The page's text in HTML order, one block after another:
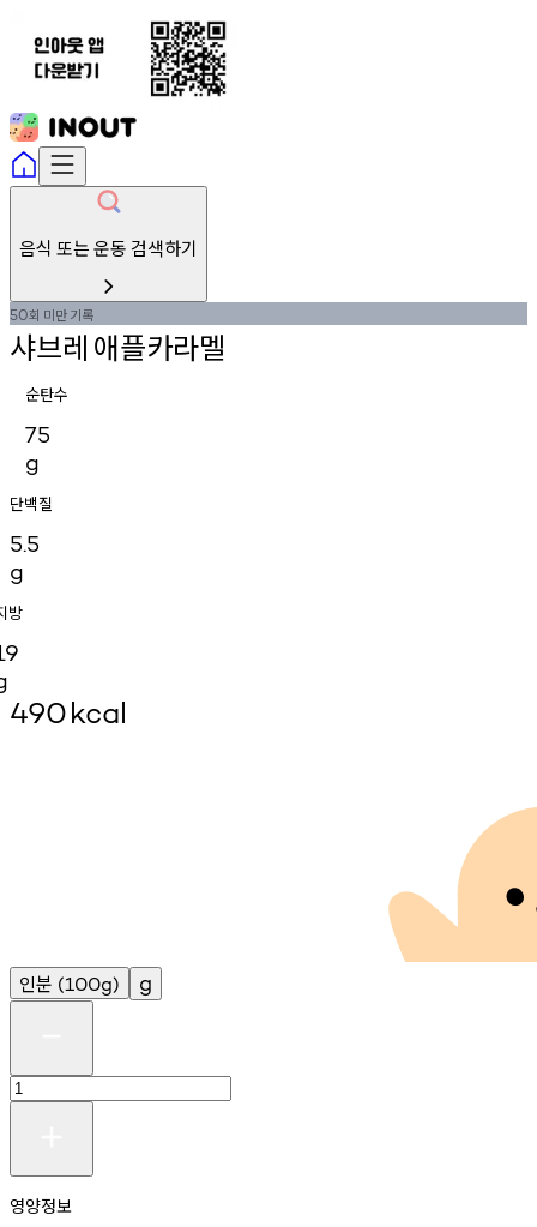
음식 또는 운동 검색하기
50회 미만기록
샤브레 애플카라멜
순탄수
75
g
단백질
5.5
g
방
490kcal
인분 (100g) g
영양정보